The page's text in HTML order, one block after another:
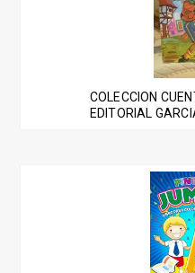
COLECCION
EDITORIAL